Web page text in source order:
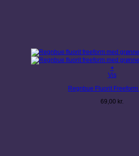
+
Vis
Regnbue Fluorit Freeform
69,00 kr.